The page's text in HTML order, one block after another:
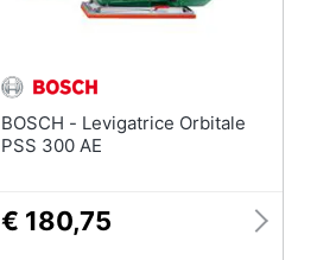
BOSCH - Levigatrice Orbitale
PSS 300 AE
€ 180,75